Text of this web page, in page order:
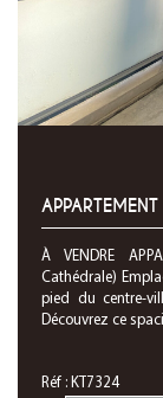
À VENDRE
Cathédrale)
pied du centre-
Découvrez ce
Réf : KT7324